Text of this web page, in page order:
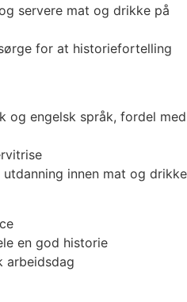
servere mat og drikke på
for at historiefortelling
og engelsk språk, fordel med
innen mat og drikke
en god historie
arbeidsdag